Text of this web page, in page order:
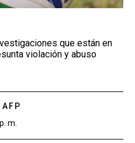
que están en
violación y abuso
m.